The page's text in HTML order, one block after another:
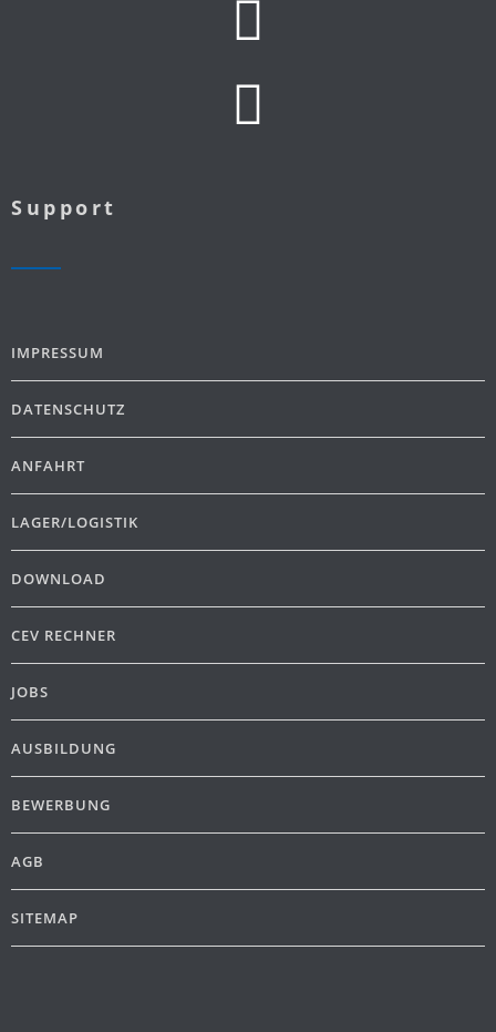
Support
IMPRESSUM
DATENSCHUTZ
ANFAHRT
LAGER/LOGISTIK
DOWNLOAD
CEV RECHNER
JOBS
AUSBILDUNG
BEWERBUNG
AGB
SITEMAP